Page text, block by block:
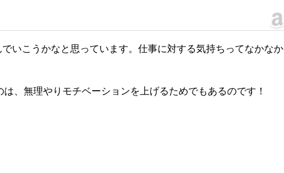
いこうかなと思っています。仕事に対する気持ちってなかなか
、無理やりモチベーションを上げるためでもあるのです！